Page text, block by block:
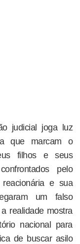
judicial joga luz
que marcam o
filhos e seus
pelo
e sua
um falso
realidade mostra
nacional para
de buscar asilo